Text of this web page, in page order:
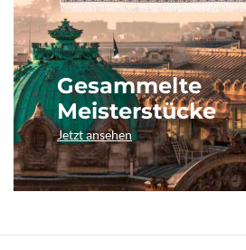
Gesammelte
Meisterstücke
Jetzt ansehen